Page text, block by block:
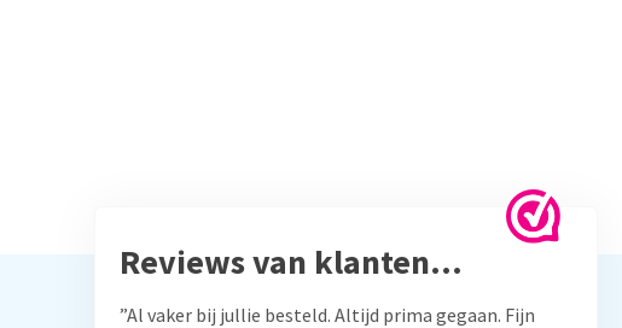
Reviews van klanten…
”Al vaker bij jullie besteld. Altijd prima gegaan. Fijn